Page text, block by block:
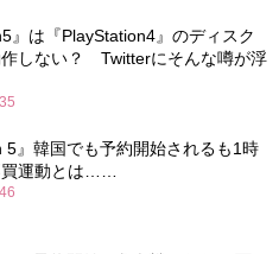
』は『PlayStation4』のディスク
作しない？ Twitterにそんな噂が浮
5』韓国でも予約開始されるも1時
運動とは……